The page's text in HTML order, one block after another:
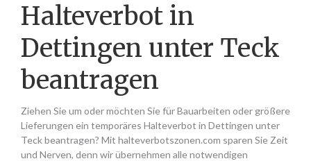
Halteverbot in
Dettingen unter Teck
beantragen
Ziehen Sie um oder möchten Sie für Bauarbeiten oder größere
Lieferungen ein temporäres Halteverbot in Dettingen unter
Teck beantragen? Mit halteverbotszonen.com sparen Sie Zeit
und Nerven, denn wir übernehmen alle notwendigen